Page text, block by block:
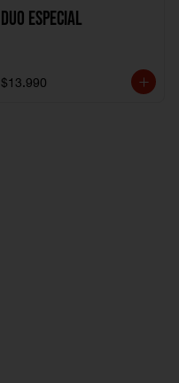
Duo especial
$13.990